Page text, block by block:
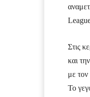
Στις
και
με
Το